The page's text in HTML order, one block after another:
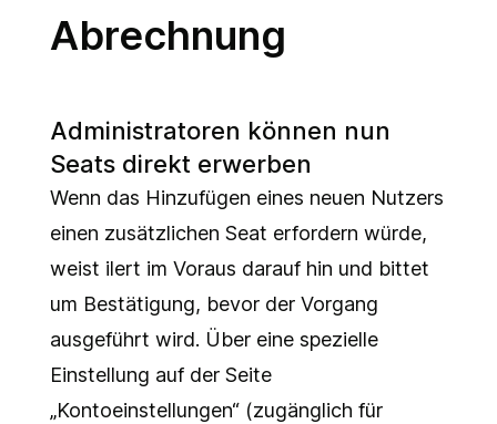
Abrechnung
Administratoren können nun
Seats direkt erwerben
Wenn das Hinzufügen eines neuen Nutzers
einen zusätzlichen Seat erfordern würde,
weist ilert im Voraus darauf hin und bittet
um Bestätigung, bevor der Vorgang
ausgeführt wird. Über eine spezielle
Einstellung auf der Seite
„Kontoeinstellungen“ (zugänglich für